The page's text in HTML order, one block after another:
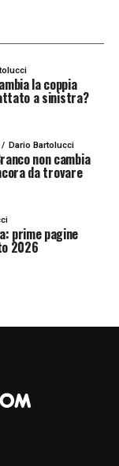
la coppia
a sinistra?
Dario Bartolucci
non cambia
da trovare
prime pagine
2026